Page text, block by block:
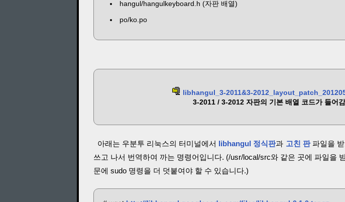
hangul/hangulkeyboard.h (자판 배열)
po/ko.po
libhangul_3-2011&3-
3-2011 / 3-2012 자판의 기본 배열 코드가 들어감
아래는 우분투 리눅스의 터미널에서 libhangul 정식판과 고친 판파일을 받
쓰고 나서 번역하여 까는 명령어입니다. (/usr/local/src와 같은 곳에 파일을
문에 sudo 명령을 더 덧붙여야 할 수 있습니다.)